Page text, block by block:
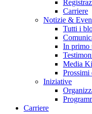
Carriere
Notizie &
Tutti i
In primo
Media
Prossimi
Iniziative
Carriere